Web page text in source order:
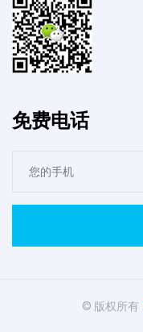
免费电话
© 版权所有